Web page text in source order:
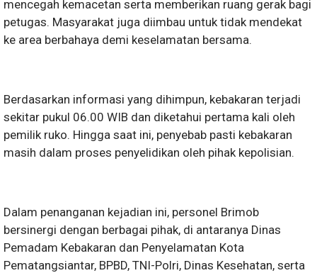
mencegah kemacetan serta memberikan ruang gerak bagi
petugas. Masyarakat juga diimbau untuk tidak mendekat
ke area berbahaya demi keselamatan bersama.
Berdasarkan informasi yang dihimpun, kebakaran terjadi
sekitar pukul 06.00 WIB dan diketahui pertama kali oleh
pemilik ruko. Hingga saat ini, penyebab pasti kebakaran
masih dalam proses penyelidikan oleh pihak kepolisian.
Dalam penanganan kejadian ini, personel Brimob
bersinergi dengan berbagai pihak, di antaranya Dinas
Pemadam Kebakaran dan Penyelamatan Kota
Pematangsiantar, BPBD, TNI-Polri, Dinas Kesehatan, serta